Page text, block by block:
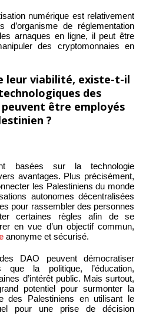
numérique est relativement
de réglementation
arnaques en ligne, il peut être
des cryptomonnaies en
leur viabilité, existe-t-il
des
être employés
?
basées sur la technologie
avantages. Plus précisément,
les Palestiniens du monde
autonomes décentralisées
pour rassembler des personnes
certaines règles afin de se
en vue d’un objectif commun,
anonyme et sécurisé.
DAO peuvent démocratiser
que la politique, l’éducation,
d’intérêt public. Mais surtout,
potentiel pour surmonter la
des Palestiniens en utilisant le
pour une prise de décision